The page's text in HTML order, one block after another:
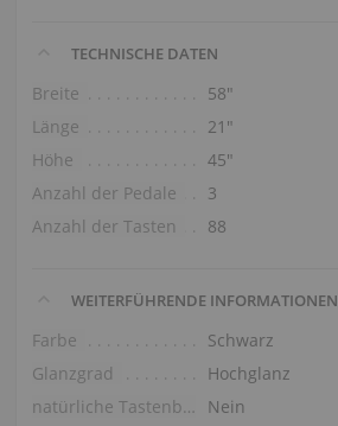
TECHNISCHE DATEN
Breite
58″
Länge
21″
Höhe
45″
Anzahl der Pedale
3
Anzahl der Tasten
88
WEITERFÜHRENDE INFORMATIONEN
Farbe
Schwarz
Glanzgrad
Hochglanz
natürliche Tastenbelag
Nein